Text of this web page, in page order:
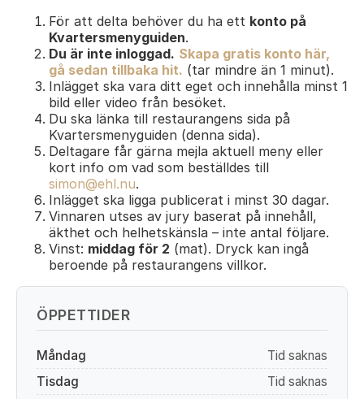
För att delta behöver du ha ett konto på
Kvartersmenyguiden.
Du är inte inloggad. Skapa gratis konto här,
gå sedan tillbaka hit. (tar mindre än 1 minut).
Inlägget ska vara ditt eget och innehålla minst 1
bild eller video från besöket.
Du ska länka till restaurangens sida på
Kvartersmenyguiden (denna sida).
Deltagare får gärna mejla aktuell meny eller
kort info om vad som beställdes till
simon@ehl.nu.
Inlägget ska ligga publicerat i minst 30 dagar.
Vinnaren utses av jury baserat på innehåll,
äkthet och helhetskänsla – inte antal följare.
Vinst: middag för 2 (mat). Dryck kan ingå
beroende på restaurangens villkor.
ÖPPETTIDER
Måndag
Tid saknas
Tisdag
Tid saknas